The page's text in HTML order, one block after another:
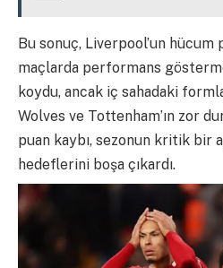
Bu sonuç, Liverpool’un
maçlarda performans
koydu, ancak iç sahadaki
Wolves ve Tottenham’ın zor
puan kaybı, sezonun kritik bir
hedeflerini boşa çıkardı.